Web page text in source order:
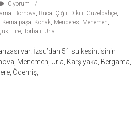
0 yorum
, Bornova, Buca, Çiğli, Dikili, Güzelbahçe,
Kemalpaşa, Konak, Menderes, Menemen,
,Tire,Torbalı, Urla
var. İzsu’dan 51 su kesintisinin
Menemen, Urla, Karşıyaka, Bergama,
Ödemiş,